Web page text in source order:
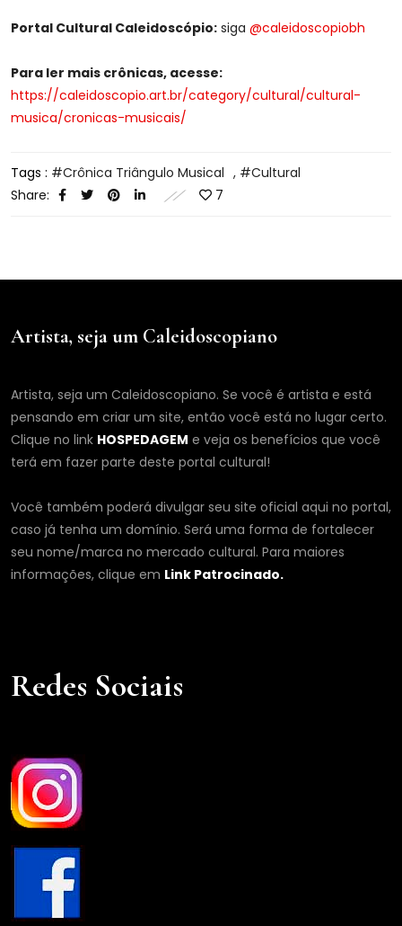
Portal Cultural Caleidoscópio: siga @caleidoscopiobh
Para ler mais crônicas, acesse:
https://caleidoscopio.art.br/category/cultural/cultural-
musica/cronicas-musicais/
Tags : Crônica Triângulo Musical ,
Cultural
Share:
7
Artista, seja um Caleidoscopiano
Artista, seja um Caleidoscopiano. Se você é artista e está
pensando em criar um site, então você está no lugar certo.
Clique no link HOSPEDAGEM e veja os benefícios que você
terá em fazer parte deste portal cultural!
Você também poderá divulgar seu site oficial aqui no portal,
caso já tenha um domínio. Será uma forma de fortalecer
seu nome/marca no mercado cultural. Para maiores
informações, clique em Link Patrocinado.
Redes Sociais